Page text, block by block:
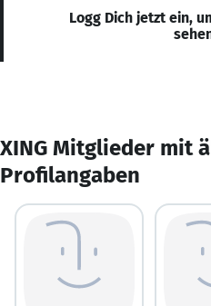
Logg Dich jetzt ein,
XING Mitglieder mit
Profilangaben